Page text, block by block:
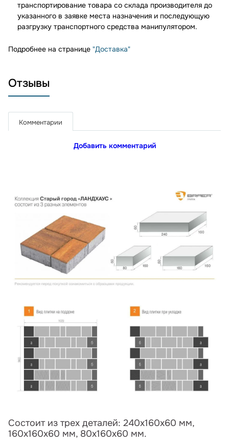
транспортирование товара со склада производителя до
указанного в заявке места назначения и последующую
разгрузку транспортного средства манипулятором.
Подробнее на странице "Доставка"
Отзывы
Комментарии
Добавить комментарий
Состоит из трех деталей: 240х160х60 мм,
160х160х60 мм, 80х160х60 мм.